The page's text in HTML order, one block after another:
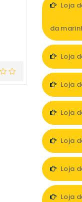
Loja
da
Loja
Loja
Loja
Loja
Loja
Loja